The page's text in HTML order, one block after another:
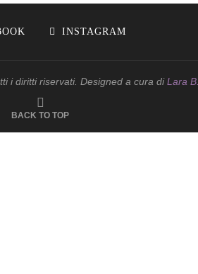
INSTAGRAM
i diritti riservati. Designed a cura diLara
BACK TO TOP